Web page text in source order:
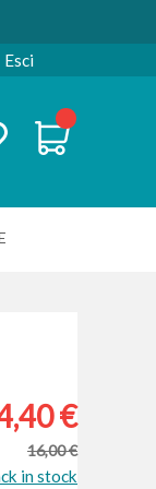
Esci
€
16,00 €
in stock